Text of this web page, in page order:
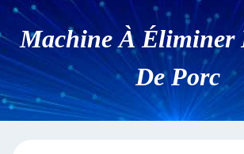
Machine À Éliminer
De Porc